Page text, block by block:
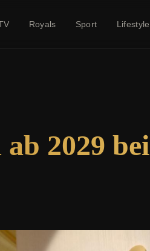
Royals Sport Lifestyle
2029 bei